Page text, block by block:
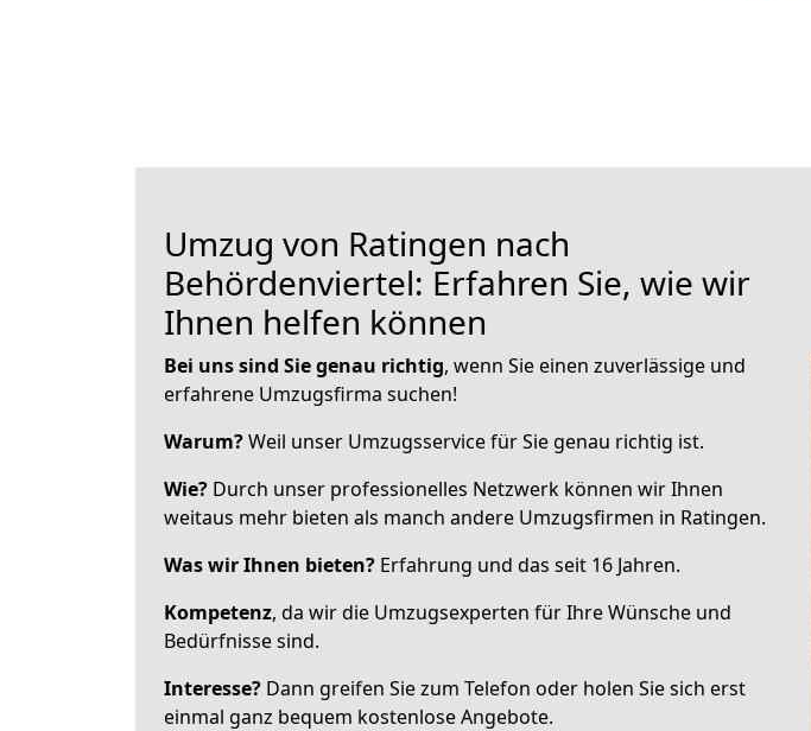
Umzug von Ratingen nach
Behördenviertel: Erfahren Sie, wie wir
Ihnen helfen können
Bei uns sind Sie genau richtig, wenn Sie einen zuverlässige und
erfahrene Umzugsfirma suchen!
Warum?Weil unser Umzugsservice für Sie genau richtig ist.
Wie? Durch unser professionelles Netzwerk können wir Ihnen
weitaus mehr bieten als manch andere Umzugsfirmen in Ratingen.
Was wir Ihnen bieten? Erfahrung und das seit 16 Jahren.
Kompetenz, da wir die Umzugsexperten für Ihre Wünsche und
Bedürfnisse sind.
Interesse? Dann greifen Sie zum Telefon oder holen Sie sich erst
einmal ganz bequem kostenlose Angebote.